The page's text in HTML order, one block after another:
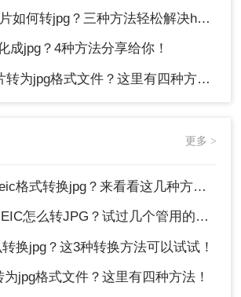
转jpg？三种方法轻松解决heic图片转换！
成jpg？4种方法分享给你！
为jpg格式文件？这里有四种方法！
更多 >
式转换jpg？来看看这几种方法吧！
怎么转JPG？试过几个管用的方法！
换jpg？这3种转换方法可以试试！
jpg格式文件？这里有四种方法！